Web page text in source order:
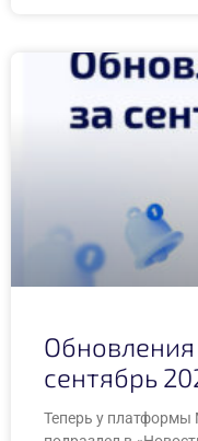
сентябрь
Теперь у платформы